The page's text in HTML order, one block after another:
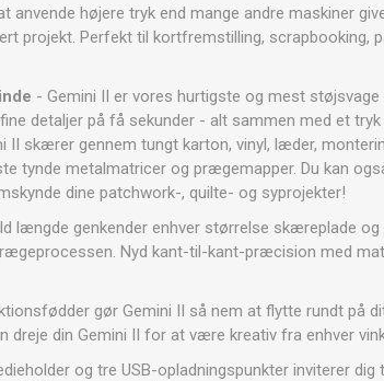
anvende højere tryk end mange andre maskiner
projekt. Perfekt til kortfremstilling, scrapbooking,
- Gemini II er vores hurtigste og mest
detaljer på få sekunder - alt sammen med et tryk
II skærer gennem tungt karton, vinyl, læder,
tynde metalmatricer og prægemapper. Du kan
dine patchwork-, quilte- og syprojekter!
længde genkender enhver størrelse skæreplade
Nyd kant-til-kant-præcision med
gør Gemini II så nem at flytte rundt på
dreje din Gemini II for at være kreativ fra enhver
og tre USB-opladningspunkter inviterer